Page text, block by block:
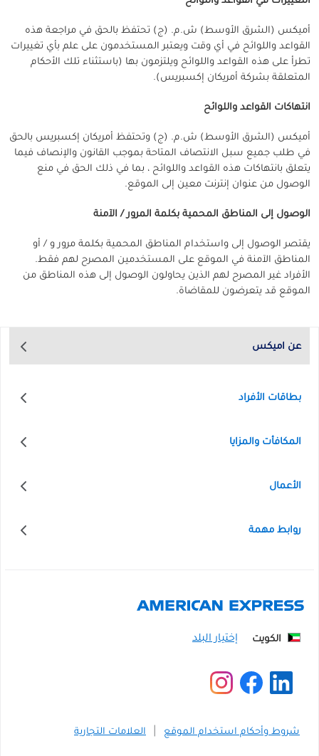
أميكس (الشرق الأوسط) ش.م. (ج) تحتفظ بالحق في مراجعة هذه
القواعد واللوائح في أي وقت ويعتبر المستخدمون على علم بأي تغييرات
تطرأ على هذه القواعد واللوائح ويلتزمون بها (باستثناء تلك الأحكام
المتعلقة بشركة أمريكان إكسبريس).
انتهاكات القواعد واللوائح
أميكس (الشرق الأوسط) ش.م. (ج) وتحتفظ أمريكان إكسبريس بالحق
في طلب جميع سبل الانتصاف المتاحة بموجب القانون والإنصاف فيما
يتعلق بانتهاكات هذه القواعد واللوائح ، بما في ذلك الحق في منع
الوصول من عنوان إنترنت معين إلى الموقع.
الوصول إلى المناطق المحمية بكلمة المرور / الآمنة
يقتصر الوصول إلى واستخدام المناطق المحمية بكلمة مرور و / أو
المناطق الآمنة في الموقع على المستخدمين المصرح لهم فقط.
الأفراد غير المصرح لهم الذين يحاولون الوصول إلى هذه المناطق من
الموقع قد يتعرضون للمقاضاة.
عن اميكس
بطاقات الأفراد
المكافأت والمزايا
الأعمال
روابط مهمة
الكويت
شروط وأحكام استخدام الموقع العلامات التجارية